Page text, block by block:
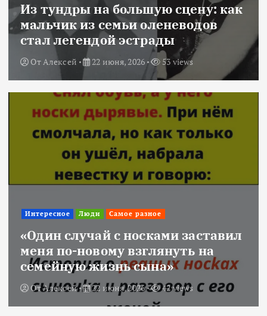
Из тундры на большую сцену: как
мальчик из семьи оленеводов
стал легендой эстрады
ОтАлексей 22 июня, 2026 53 views
Интересное Люди Самое разное
«Один случай с носками заставил
меня по-новому взглянуть на
семейную жизнь сына»
ОтАлексей 22 июня, 2026 42 views